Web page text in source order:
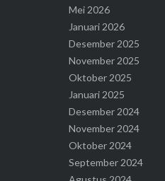
Mei 2026
Januari 2026
Desember 2025
November 2025
Oktober 2025
Januari 2025
Desember 2024
November 2024
Oktober 2024
September 2024